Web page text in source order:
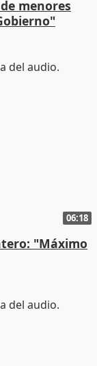
menores
06:18
"Máximo